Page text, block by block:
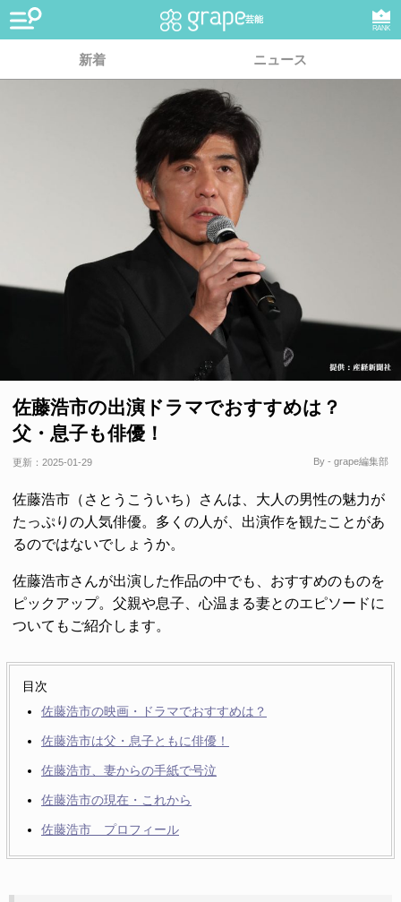
芸能
RANK
新着 ニュース
佐藤浩市の出演ドラマでおすすめは？
父・息子も俳優！
更新： 2025-01-29 By - grape編集部
佐藤浩市（さとうこういち）さんは、大人の男性の魅力が
たっぷりの人気俳優。多くの人が、出演作を観たことがあ
るのではないでしょうか。
佐藤浩市さんが出演した作品の中でも、おすすめのものを
ピックアップ。父親や息子、心温まる妻とのエピソードに
ついてもご紹介します。
目次
佐藤浩市の映画・ドラマでおすすめは？
佐藤浩市は父・息子ともに俳優！
佐藤浩市、妻からの手紙で号泣
佐藤浩市の現在・これから
佐藤浩市 プロフィール